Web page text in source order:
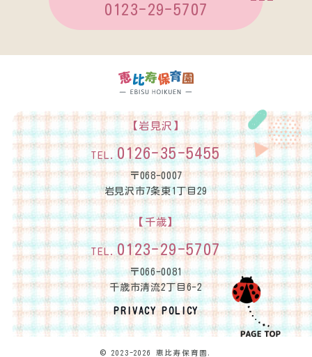
0123-29-5707
【岩見沢】
TEL. 0126-35-5455
〒068-0007
岩見沢市7条東1丁目29
【千歳】
TEL.0123-29-5707
〒066-0081
千歳市清流2丁目6-2
PRIVACY POLICY
© 2023-2026 恵比寿保育園.